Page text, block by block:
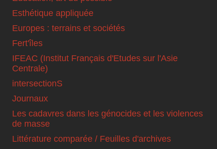
Esthétique appliquée
Europes : terrains et sociétés
Fert'îles
IFEAC (Institut Français d'Etudes sur l'Asie
Centrale)
intersectionS
Journaux
Les cadavres dans les génocides et les violences
de masse
Littérature comparée / Feuilles d'archives